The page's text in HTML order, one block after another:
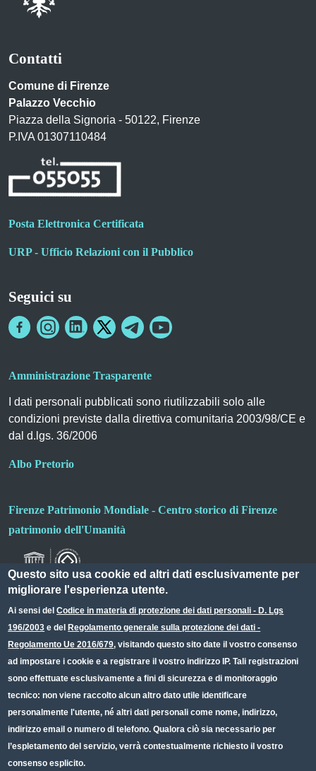
Contatti
Comune di Firenze
Palazzo Vecchio
Piazza della Signoria - 50122, Firenze
P.IVA 01307110484
Posta Elettronica Certificata
URP - Ufficio Relazioni con il Pubblico
Seguici su
Amministrazione Trasparente
I dati personali pubblicati sono riutilizzabili solo alle
condizioni previste dalla direttiva comunitaria 2003/98/CE e
dal d.lgs. 36/2006
Albo Pretorio
Firenze Patrimonio Mondiale - Centro storico di Firenze
patrimonio dell'Umanità
Small prints
Useful links section
Redazione web
Privacy
Note legali
Dichiarazione Accessibilità
Questo sito usa cookie ed altri dati esclusivamente per
migliorare l'esperienza utente.
Ai sensi delCodice in materia di protezione dei dati personali - D. Lgs
196/2003 e del Regolamento generale sulla protezione dei dati -
Regolamento Ue 2016/679, visitando questo sito date il vostro consenso
ad impostare i cookie e a registrare il vostro indirizzo IP. Tali registrazioni
sono effettuate esclusivamente a fini di sicurezza e di monitoraggio
tecnico: non viene raccolto alcun altro dato utile identificare
personalmente l'utente, né altri dati personali come nome, indirizzo,
indirizzo email o numero di telefono. Qualora ciò sia necessario per
l’espletamento del servizio, verrà contestualmente richiesto il vostro
consenso esplicito.